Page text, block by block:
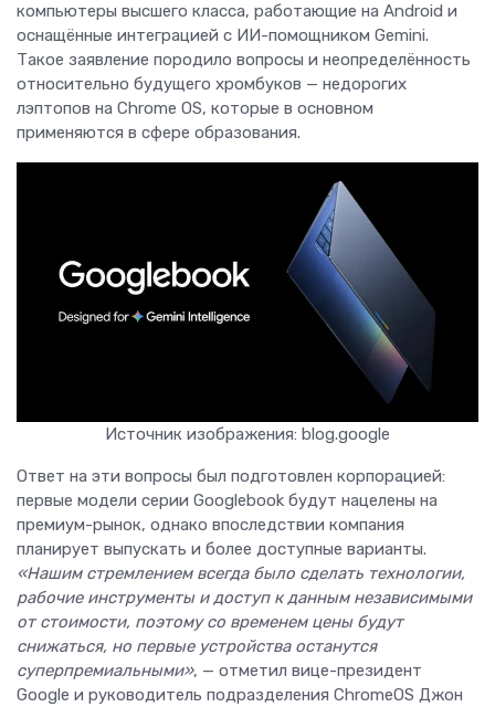
компьютеры высшего класса, работающие на Android и
оснащённые интеграцией с ИИ-помощником Gemini.
Такое заявление породило вопросы и неопределённость
относительно будущего хромбуков — недорогих
лэптопов на Chrome OS, которые в основном
применяются в сфере образования.
Источник изображения: blog.google
Ответ на эти вопросы был подготовлен корпорацией:
первые модели серии Googlebook будут нацелены на
премиум-рынок, однако впоследствии компания
планирует выпускать и более доступные варианты.
«Нашим стремлением всегда было сделать технологии,
рабочие инструменты и доступ к данным независимыми
от стоимости, поэтому со временем цены будут
снижаться, но первые устройства останутся
суперпремиальными», — отметил вице-президент
Google и руководитель подразделения ChromeOS Джон